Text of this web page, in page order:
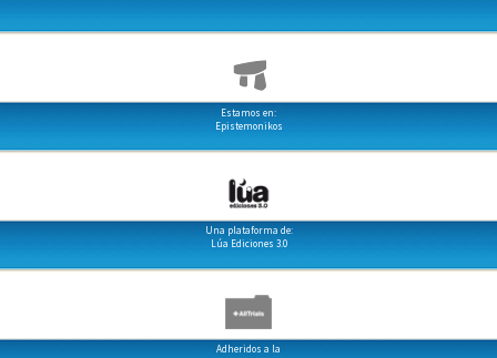
Estamos en:
Epistemonikos
Una plataforma de:
Lúa Ediciones 3.0
Adheridos a la